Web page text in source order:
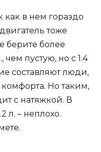
как в нем гораздо
тоже
берите более
пустую, но с 1.4
составляют люди,
Но таким,
с натяжкой. В
л. – неплохо.